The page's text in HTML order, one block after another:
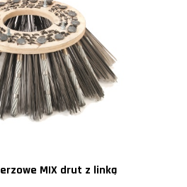
MIX drut z linką